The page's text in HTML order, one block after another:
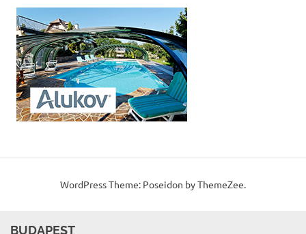
WordPress Theme: Poseidon by ThemeZee.
BUDAPEST